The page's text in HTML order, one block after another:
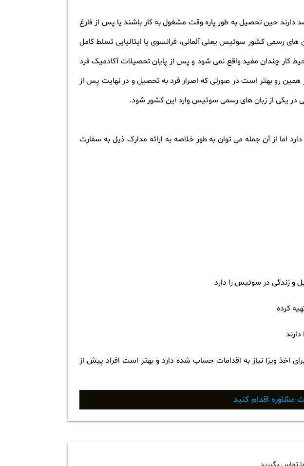
حین تحصیل به طور پاره وقت مشغول به کار باشند یا پس از فارغ
رسمی کشور سوئیس یعنی آلمانی، فرانسوی یا ایتالیایی تسلط کامل
کار چندان مفید واقع نمی شود و پس از پایان تحصیلات آکادمیک فرد
همین رو بهتر است در صورتی که اصرار فرد به تحصیل و در نهایت پس از
.
اما از آن جمله می توان به طور خلاصه به ارائه مدارک ذیل به سفارت
و زندگی در سوئیس را دارد
کرده
اخذ ویزا نیاز به اقدامات حساب شده دارد و بهتر است افراد پیش از
مشاوره اقدام کنید